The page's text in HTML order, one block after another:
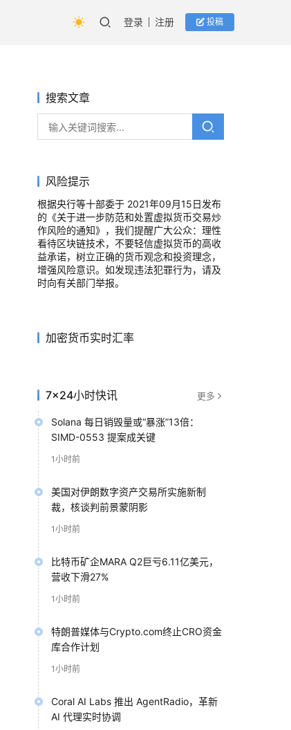
登录 注册 投稿
搜索文章
风险提示
根据央行等十部委于 2021年09月15日发布
的《关于进一步防范和处置虚拟货币交易炒
作风险的通知》，我们提醒广大公众：理性
看待区块链技术，不要轻信虚拟货币的高收
益承诺，树立正确的货币观念和投资理念，
增强风险意识。如发现违法犯罪行为，请及
时向有关部门举报。
加密货币实时汇率
7×24小时快讯 更多
Solana 每日销毁量或“暴涨”13倍：
SIMD-0553 提案成关键
1小时前
美国对伊朗数字资产交易所实施新制
裁，核谈判前景蒙阴影
1小时前
比特币矿企MARA Q2巨亏6.11亿美元，
营收下滑27%
1小时前
特朗普媒体与Crypto.com终止CRO资金
库合作计划
1小时前
Coral AI Labs 推出 AgentRadio，革新
AI 代理实时协调